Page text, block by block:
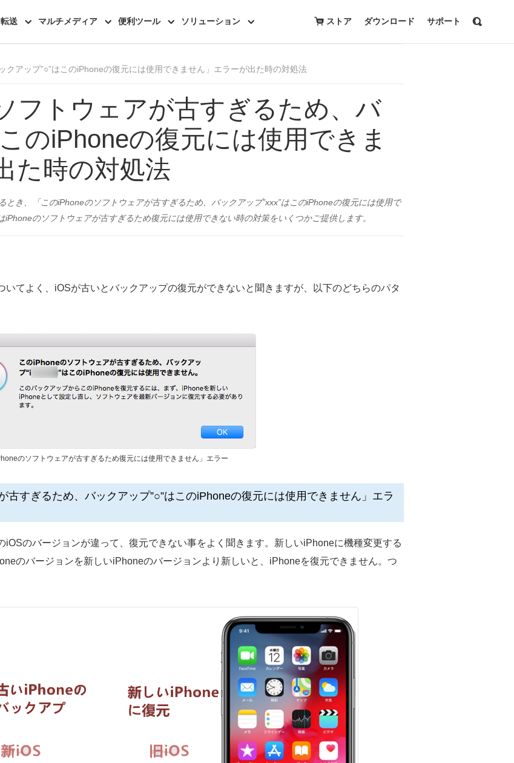
ストア ダウンロード サポート
送 マルチメディア 便利ツール ソリューション
機能一覧 レビュー 無料トライアルを開始 購入
クアップ”○”はこのiPhoneの復元には使用できません」エラーが出た時の対処法
フトウェアが古すぎるため、バ
のiPhoneの復元には使用できま
た時の対処法
き、「このiPhoneのソフトウェアが古すぎるため、バックアップ”xxx”はこのiPhoneの復元には使用で
のソフトウェアが古すぎるため復元には使用できない時の対策をいくつかご提供します。
てよく、iOSが古いとバックアップの復元ができないと聞きますが、以下のどちらのパタ
のソフトウェアが古すぎるため復元には使用できません」エラー
古すぎるため、バックアップ”○”はこのiPhoneの復元には使用できません」エラ
のバージョンが違って、復元できない事をよく聞きます。新しいiPhoneに機種変更する
のバージョンを新しいiPhoneのバージョンより新しいと、iPhoneを復元できません。つ